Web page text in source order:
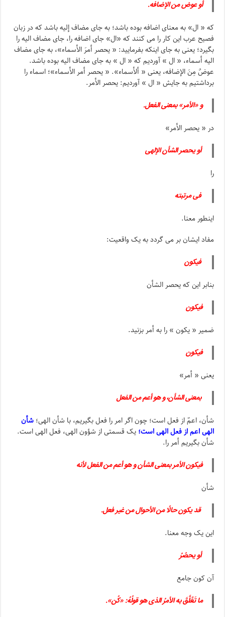
أو عوض من الإضافه.
که « ال» به معنای اضافه بوده باشد؛ به جای مضاف إلیه باشد که در زبان
فصیح عرب این کار را می کنند که «ال» جای اضافه را، جای مضاف الیه را
بگیرد؛ یعنی به جای اینکه بفرمایید: « یحصر أمرَ الأسماء»، به جای مضاف
الیه أسماء، « ال » آوردیم که « ال » به جای مضاف الیه بوده باشد.
عوضٌ مِنَ الإضافه، یعنی « ألأسماء». « یحصر أمر الأسماء»؛ اسماء را
برداشتیم به جایش « ال » آوردیم: یحصر الأمر.
و «الأمر» بمعنى الفعل.
در « یحصر الأمر»
أو یحصر الشأن الإلهی
را
فی مرتبته
اینطور معنا.
مفاد ایشان بر می گردد به یک واقعیت:
فیکون
بنابر این که یحصر الشأن
فیکون
ضمیر « یکون » را به أمر بزنید.
فیکون
یعنی « أمر»
بمعنى الشأن، و هو أعم من الفعل
شأن، اعمّ از فعل است؛ چون اگر امر را فعل بگیریم، با شأن الهی؛شأن
الهی اعم از فعل الهی است؛ یک قسمتی از شؤون الهی، فعل الهی است.
شأن بگیریم أمر را.
فیکون الأمر بمعنی الشأن و هو أعم من الفعل لأنه
شأن
قد یکون حالًا من الأحوال من غیر فعل.
این یک وجه معنا.
أو یحصُرُ
آن کون جامع
ما تَعَّلَّقَ به الأمرُ الذی هو قولُهُ: «کُن».